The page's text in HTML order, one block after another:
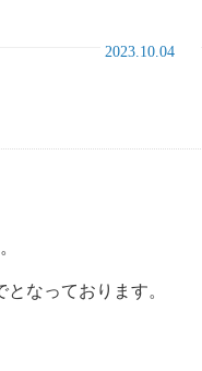
2023.10.04
なっております。